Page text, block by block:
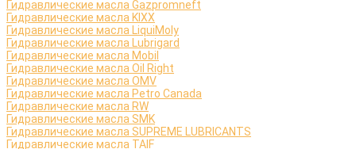
Гидравлические масла Gazpromneft
Гидравлические масла KIXX
Гидравлические масла LiquiMoly
Гидравлические масла Lubrigard
Гидравлические масла Mobil
Гидравлические масла Oil Right
Гидравлические масла OMV
Гидравлические масла Petro Canada
Гидравлические масла RW
Гидравлические масла SMK
Гидравлические масла SUPREME LUBRICANTS
Гидравлические масла TAIF